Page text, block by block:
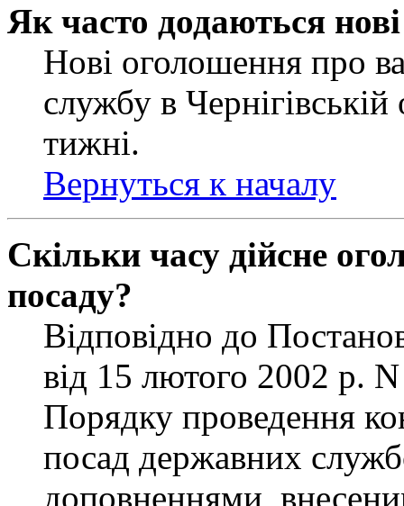
Як часто додаються
Нові оголошення про
службу в
тижні.
Вернуться к началу
Скільки часу дійсне
посаду?
Відповідно до
від 15 лютого 2002 р.
Порядку проведення
посад державних
доповненнями,